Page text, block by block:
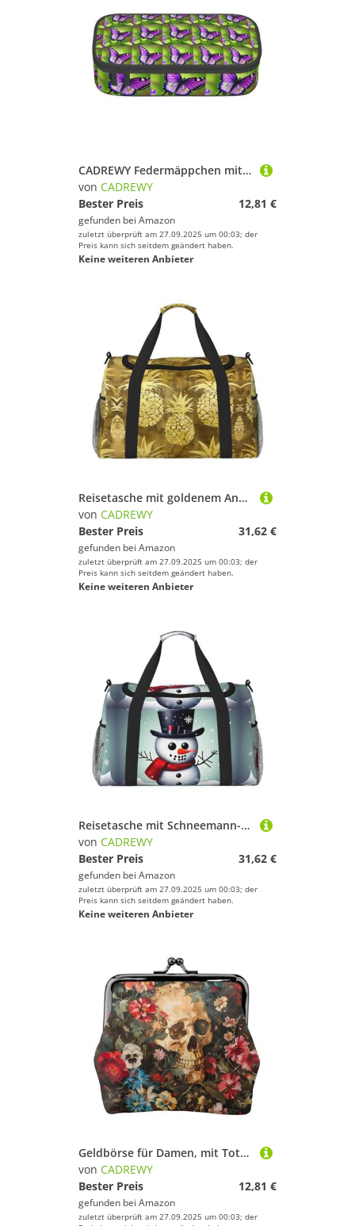
CADREWY Federmäppchen mit Schmetterlings-Motiv, geräumig, 21,6 x 5,1 x 9,4 cm, funktionale Aufbewahrung für Büro und Make-up, Violett
von CADREWY
Bester Preis
12,81 €
gefunden bei Amazon
zuletzt überprüft am 27.09.2025 um 00:03; der
Preis kann sich seitdem geändert haben.
Keine weiteren Anbieter
Reisetasche mit goldenem Ananas-Hintergrund, großes Fassungsvermögen, stilvolle Wochenendtasche für Outdoor-Aktivitäten
von CADREWY
Bester Preis
31,62 €
gefunden bei Amazon
zuletzt überprüft am 27.09.2025 um 00:03; der
Preis kann sich seitdem geändert haben.
Keine weiteren Anbieter
Reisetasche mit Schneemann-Motiv, große Kapazität, stilvolle Wochenendtasche für Outdoor-Aktivitäten, Schwarz, Einheitsgröße
von CADREWY
Bester Preis
31,62 €
gefunden bei Amazon
zuletzt überprüft am 27.09.2025 um 00:03; der
Preis kann sich seitdem geändert haben.
Keine weiteren Anbieter
Geldbörse für Damen, mit Totenkopf-Motiv, niedlich, Mini-Reißverschluss, mit Kussverschluss, Kreditkarten
von CADREWY
Bester Preis
12,81 €
gefunden bei Amazon
zuletzt überprüft am 27.09.2025 um 00:03; der